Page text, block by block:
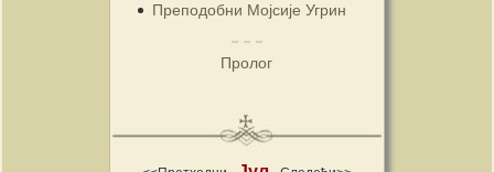
Преподобни Мојсије Угрин
Пролог